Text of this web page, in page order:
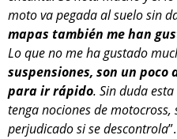
moto va pegada al suelo sin
mapas también me han
Lo que no me ha gustado
suspensiones, son un poco
para ir rápido. Sin duda
tenga nociones de
perjudicado si se descontrola”.